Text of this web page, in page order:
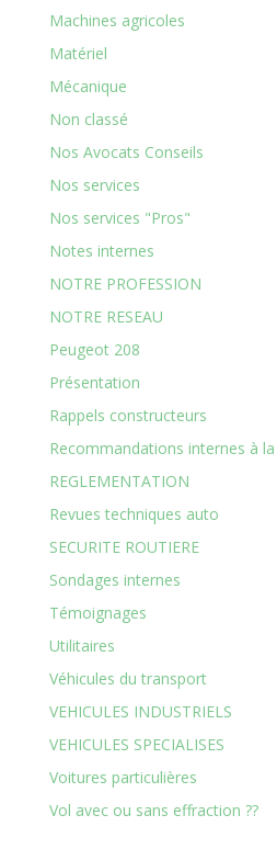
Machines agricoles
Matériel
Mécanique
Non classé
Nos Avocats Conseils
Nos services
Nos services "Pros"
Notes internes
NOTRE PROFESSION
NOTRE RESEAU
Peugeot 208
Présentation
Rappels constructeurs
Recommandations internes à
REGLEMENTATION
Revues techniques auto
SECURITE ROUTIERE
Sondages internes
Témoignages
Utilitaires
Véhicules du transport
VEHICULES INDUSTRIELS
VEHICULES SPECIALISES
Voitures particulières
Vol avec ou sans effraction ??